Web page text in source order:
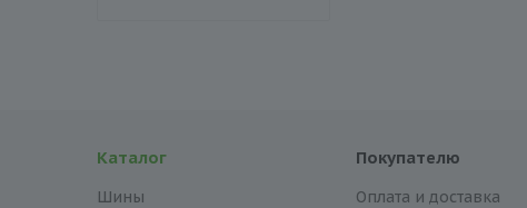
Каталог
Шины
Покупателю
Оплата и доставка